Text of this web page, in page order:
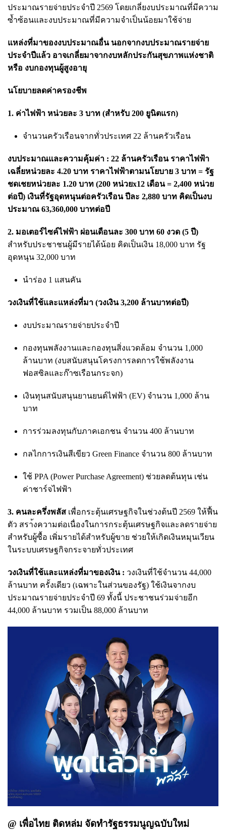
ประมาณรายจ่ายประจำปี 2569 โดยเกลี่ยงบประมาณที่มีความ
ซ้ำซ้อนและงบประมาณที่มีความจำเป็นน้อยมาใช้จ่าย
แหล่งที่มาของงบประมาณอื่น นอกจากงบประมาณรายจ่าย
ประจำปีแล้ว อาจเกลี่ยมาจากงบหลักประกันสุขภาพแห่งชาติ
หรือ งบกองทุนผู้สูงอายุ
นโยบายลดค่าครองชีพ
1. ค่าไฟฟ้า หน่วยละ 3 บาท (สำหรับ 200 ยูนิตแรก)
จำนวนครัวเรือนจากทั่วประเทศ 22 ล้านครัวเรือน
งบประมาณและความคุ้มค่า : 22 ล้านครัวเรือน ราคาไฟฟ้า
เฉลี่ยหน่วยละ 4.20 บาท ราคาไฟฟ้าตามนโยบาย 3 บาท = รัฐ
ชดเชยหน่วยละ 1.20 บาท (200 หน่วยx12 เดือน = 2,400 หน่วย
ต่อปี) เงินที่รัฐอุดหนุนต่อครัวเรือน ปีละ 2,880 บาท คิดเป็นงบ
ประมาณ 63,360,000 บาทต่อปี
2. มอเตอร์ไซค์ไฟฟ้า ผ่อนเดือนละ 300 บาท 60 งวด (5 ปี)
สำหรับประชาชนผู้มีรายได้น้อย คิดเป็นเงิน 18,000 บาท รัฐ
อุดหนุน 32,000 บาท
นำร่อง 1 แสนคัน
วงเงินที่ใช้และแหล่งที่มา (วงเงิน 3,200 ล้านบาทต่อปี)
งบประมาณรายจ่ายประจำปี
กองทุนพลังงานและกองทุนสิ่งแวดล้อม จำนวน 1,000
ล้านบาท (งบสนับสนุนโครงการลดการใช้พลังงาน
ฟอสซิลและก๊าซเรือนกระจก)
เงินทุนสนับสนุนยานยนต์ไฟฟ้า (EV) จำนวน 1,000 ล้าน
บาท
การร่วมลงทุนกับภาคเอกชน จำนวน 400 ล้านบาท
กลไกการเงินสีเขียว Green Finance จำนวน 800 ล้านบาท
ใช้ PPA (Power Purchase Agreement) ช่วยลดต้นทุน เช่น
ค่าชาร์จไฟฟ้า
3. คนละครึ่งพลัส เพื่อกระตุ้นเศรษฐกิจในช่วงต้นปี 2569 ให้ฟื้น
ตัว สรา้งความต่อเนื่องในการกระตุ้นเศรษฐกิจและลดรายจ่าย
สำหรับผู้ซื้อ เพิ่มรายได้สำหรับผู้ขาย ช่วยให้เกิดเงินหมุนเวียน
ในระบบเศรษฐกิจกระจายทั่วประเทศ
วงเงินที่ใช้และแหล่งที่มาของเงิน : วงเงินที่ใช้จำนวน 44,000
ล้านบาท ครั้งเดียว (เฉพาะในส่วนของรัฐ) ใช้เงินจากงบ
ประมาณรายจ่ายประจำปี 69 ทั้งนี้ ประชาชนร่วมจ่ายอีก
44,000 ล้านบาท รวมเป็น 88,000 ล้านบาท
@ เพื่อไทย ติดหล่ม จัดทำรัฐธรรมนูญฉบับใหม่